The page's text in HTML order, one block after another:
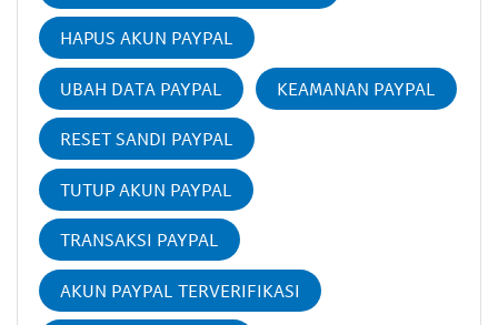
HAPUS AKUN PAYPAL
UBAH DATA PAYPAL KEAMANAN PAYPAL
RESET SANDI PAYPAL
TUTUP AKUN PAYPAL
TRANSAKSI PAYPAL
AKUN PAYPAL TERVERIFIKASI